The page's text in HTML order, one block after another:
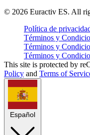
© 2026 Euractiv ES. All
Política de
Términos y
Términos y
Términos y
This site is protected by
Policy and Terms of
Español